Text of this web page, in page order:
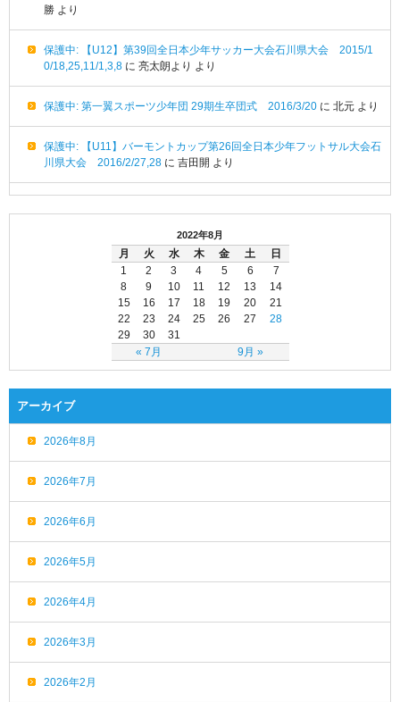
勝 より
保護中: 【U12】第39回全日本少年サッカー大会石川県大会 2015/1
0/18,25,11/1,3,8 に 亮太朗より より
保護中: 第一翼スポーツ少年団 29期生卒団式 2016/3/20 に 北元 より
保護中: 【U11】バーモントカップ第26回全日本少年フットサル大会石
川県大会 2016/2/27,28 に 吉田開 より
2022年8月
月 火 水 木 金 土 日
« 7月 9月 »
1 2 3 4 5 6
7
8
9 10 11 12 13
14
15
16 17 18 19 20
21
22
23 24 25 26 27
28
29
30 31
アーカイブ
2026年8月
2026年7月
2026年6月
2026年5月
2026年4月
2026年3月
2026年2月